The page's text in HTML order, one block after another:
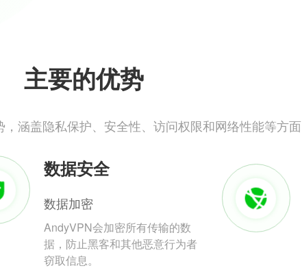
主要的优势
涵盖隐私保护、安全性、访问权限和网络性能等方面
数据安全
数据加密
AndyVPN会加密所有传输的数
据，防止黑客和其他恶意行为者
窃取信息。